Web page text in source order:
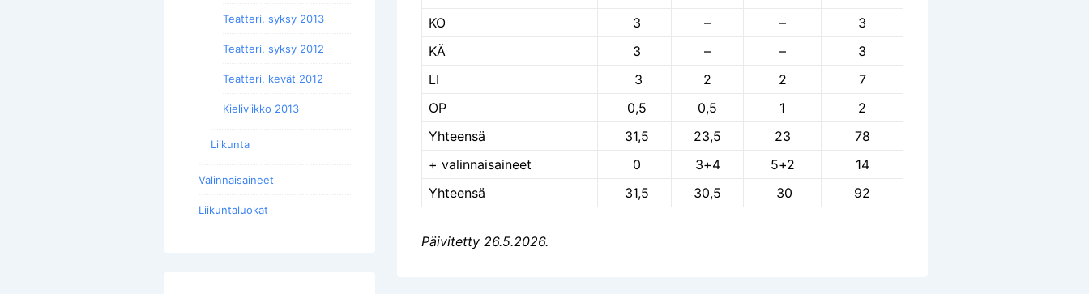
KO
3 – –
3
KÄ
3 – –
3
LI
3 2 2
7
OP
0,5 0,5 1
2
Yhteensä
31,5 23,5 23
78
+ valinnaisaineet
0 3+4 5+2
14
Yhteensä
31,5 30,5 30 92
Päivitetty 26.5.2026.
Teatteri, syksy 2013
Teatteri, syksy 2012
Teatteri, kevät 2012
Kieliviikko 2013
Liikunta
Valinnaisaineet
Liikuntaluokat